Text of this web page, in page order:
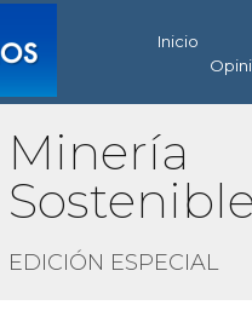
Inicio
Minería
Sostenible
EDICIÓN ESPECIAL